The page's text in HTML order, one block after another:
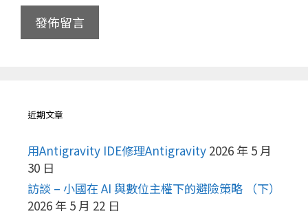
址
近期文章
用Antigravity IDE修理Antigravity 2026 年 5 月
30 日
訪談 – 小國在 AI 與數位主權下的避險策略 （下）
2026 年 5 月 22 日